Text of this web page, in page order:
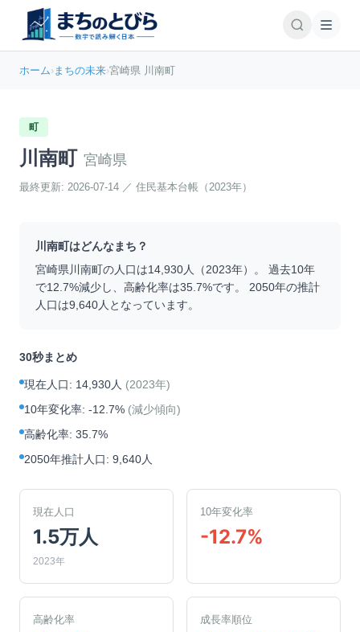
ホーム›まちの未来›宮崎県 川南町
町
川南町 宮崎県
最終更新: 2026-07-14 ／ 住民基本台帳（2023年）
川南町はどんなまち？
宮崎県 川南町の人口は14,930人（2023年）。 過去10年
で12.7%減少し、高齢化率は35.7%です。 2050年の推計
人口は9,640人となっています。
30秒まとめ
現在人口: 14,930人 (2023年)
10年変化率: -12.7% (減少傾向)
高齢化率: 35.7%
2050年推計人口: 9,640人
現在人口
1.5万人
2023年
10年変化率
-12.7%
高齢化率 成長率順位